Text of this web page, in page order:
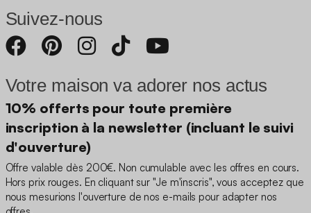
Suivez-nous
Votre maison va adorer nos actus
10% offerts pour toute première
inscription à la newsletter (incluant le suivi
d'ouverture)
Offre valable dès 200€. Non cumulable avec les offres en cours.
Hors prix rouges. En cliquant sur "Je m'inscris", vous acceptez que
nous mesurions l'ouverture de nos e-mails pour adapter nos